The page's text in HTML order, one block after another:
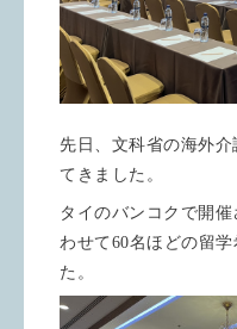
先日、文科省の海外
てきました。
タイのバンコクで開
わせて60名ほどの留
た。